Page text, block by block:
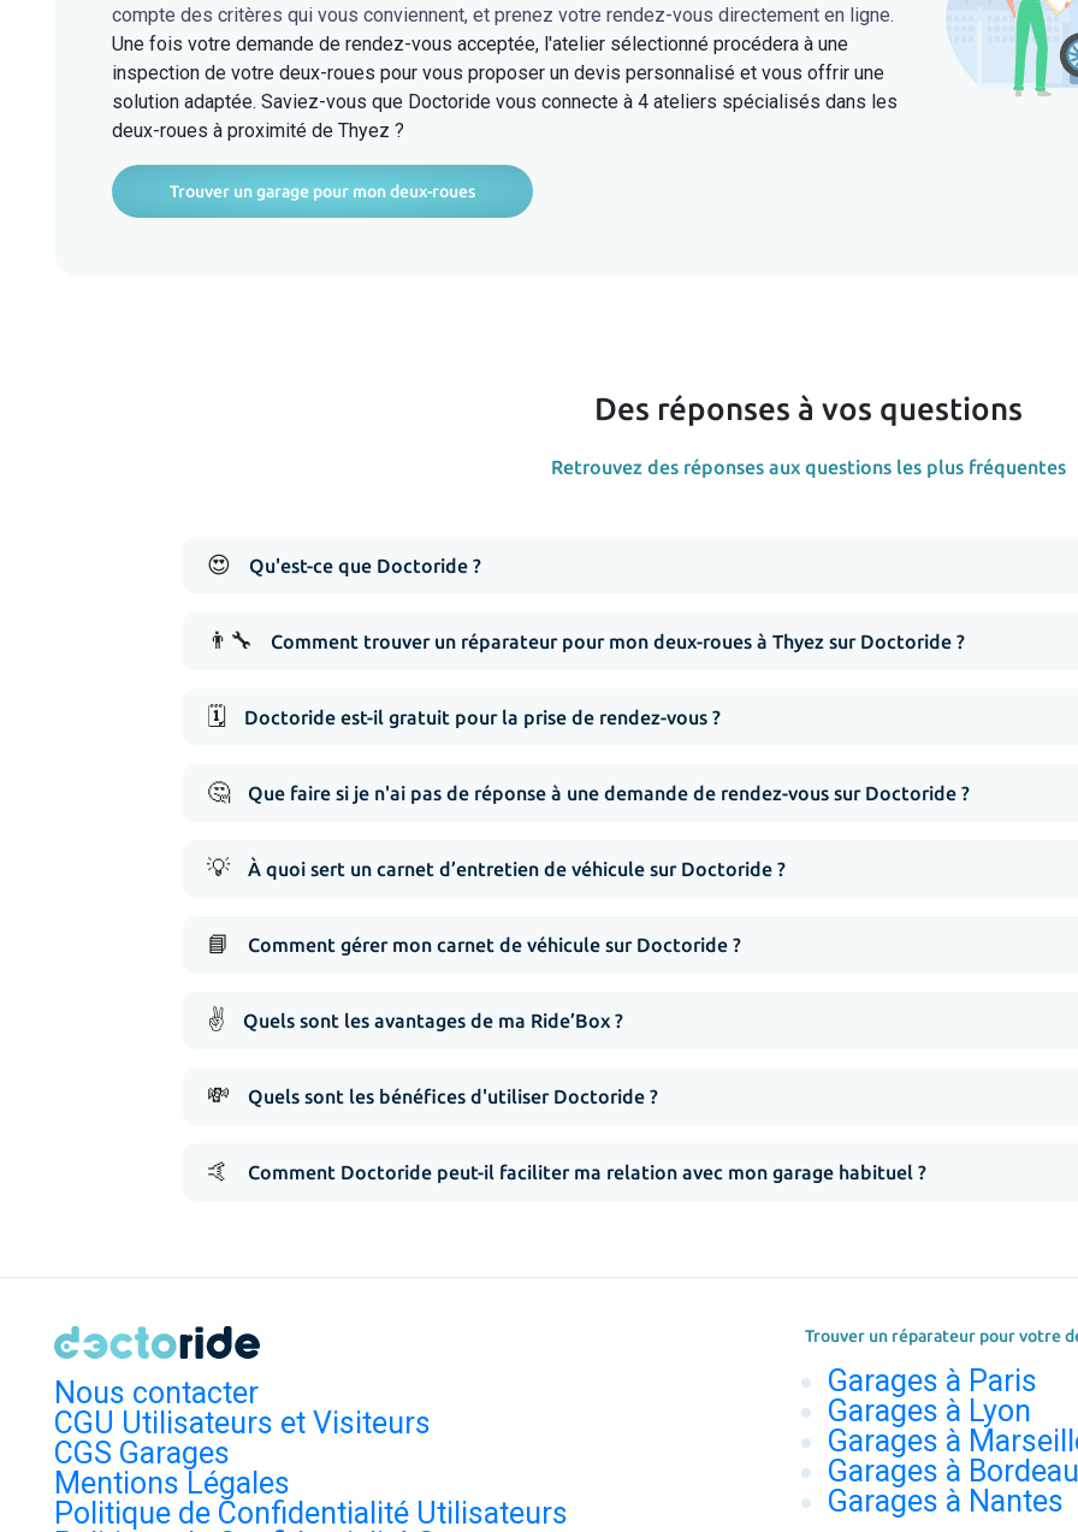
compte des critères qui vous conviennent, et prenez votre rendez-vous directement en ligne.
Une fois votre demande de rendez-vous acceptée, l'atelier sélectionné procédera à une
inspection de votre deux-roues pour vous proposer un devis personnalisé et vous offrir une
solution adaptée. Saviez-vous que Doctoride vous connecte à 4 ateliers spécialisés dans les
deux-roues à proximité de Thyez ?
Trouver un garage pour mon deux-roues
Des réponses à vos questions
Retrouvez des réponses aux questions les plus fréquentes
😍 Qu'est-ce que Doctoride ?
👨‍🔧 Comment trouver un réparateur pour mon deux-roues à Thyez sur Doctoride ?
🗓️ Doctoride est-il gratuit pour la prise de rendez-vous ?
🤔 Que faire si je n'ai pas de réponse à une demande de rendez-vous sur Doctoride ?
💡 À quoi sert un carnet d’entretien de véhicule sur Doctoride ?
📘 Comment gérer mon carnet de véhicule sur Doctoride ?
✌️ Quels sont les avantages de ma Ride’Box ?
💸 Quels sont les bénéfices d'utiliser Doctoride ?
🤙 Comment Doctoride peut-il faciliter ma relation avec mon garage habituel ?
Nous contacter
CGU Utilisateurs et Visiteurs
CGS Garages
Mentions Légales
Politique de Confidentialité Utilisateurs
Trouver un réparateur pour votre
Garages à Paris
Garages à Lyon
Garages à
Garages à
Garages à Nantes